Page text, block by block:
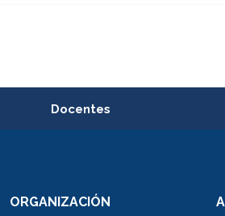
Docentes
Perfeccionamiento
ORGANIZACIÓN